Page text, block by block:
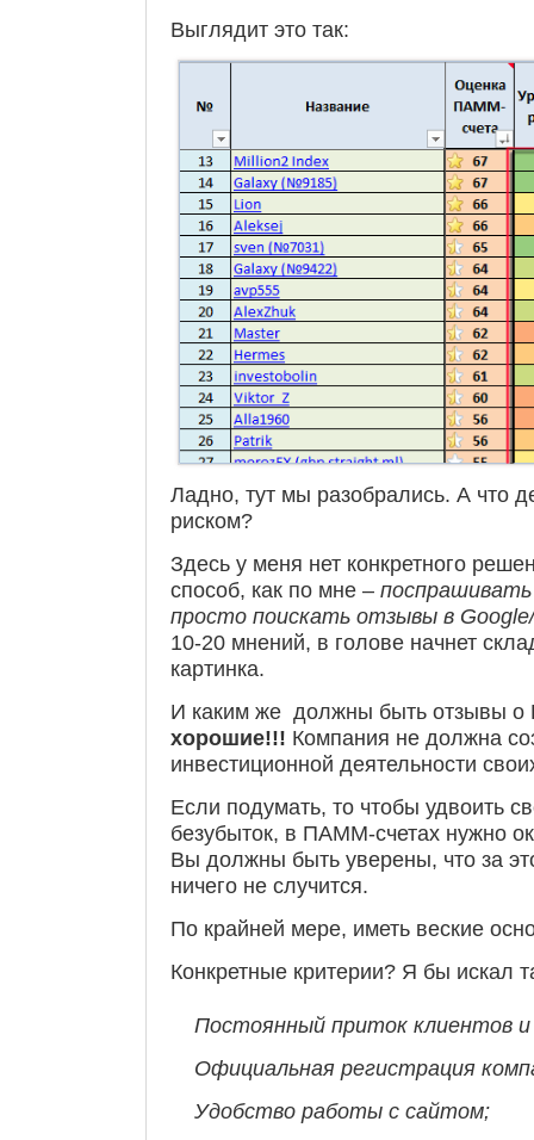
Выглядит это так:
Ладно, тут мы разобрались. А что
риском?
Здесь у меня нет конкретного
способ, как по мне –
просто поискать отзывы в
10-20 мнений, в голове начнет
картинка.
И каким же должны быть отзывы
хорошие!!! Компания не должна
инвестиционной деятельности
Если подумать, то чтобы удвоить
безубыток, в ПАММ-счетах нужно
Вы должны быть уверены, что за
ничего не случится.
По крайней мере, иметь веские
Конкретные критерии? Я бы искал
Постоянный приток клиентов и
Официальная регистрация
Удобство работы с сайтом;